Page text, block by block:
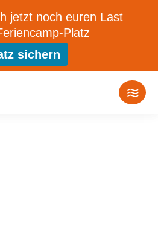
jetzt noch euren Last
Platz
sichern